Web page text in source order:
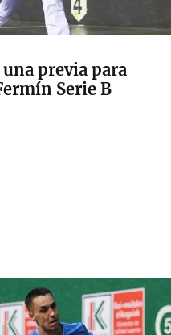
previa para
Serie B